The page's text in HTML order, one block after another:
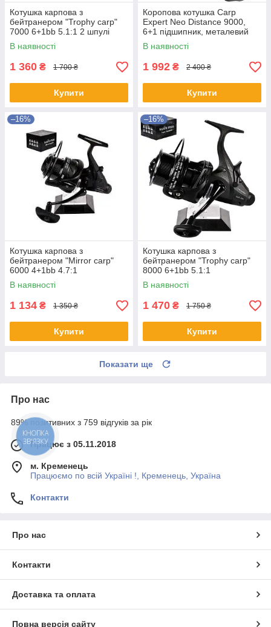
Котушка карпова з
бейтранером "Trophy carp"
7000 6+1bb 5.1:1 2 шпулi
метал./графiт
В наявності
1 360 ₴ 1 700 ₴
Купити
Коропова котушка Carp
Expert Neo Distance 9000,
6+1 підшипник, металевий
корпус, передній фрикціон,
велика шпуля
В наявності
1 992 ₴ 2 400 ₴
Купити
–16%
Котушка карпова з
бейтранером "Mirror carp"
6000 4+1bb 4.7:1
В наявності
1 134 ₴ 1 350 ₴
Купити
–16%
Котушка карпова з
бейтранером "Trophy carp"
8000 6+1bb 5.1:1
В наявності
1 470 ₴ 1 750 ₴
Купити
Показати ще
Про нас
89% позитивних з 759 відгуків за рік
Працює з 05.11.2018
м. Кременець
Працюємо по всій Україні !, Кременець, Україна
Контакти
Про нас
Контакти
Доставка та оплата
Повна версія сайту
КНОПКА
ЗВ'ЯЗКУ